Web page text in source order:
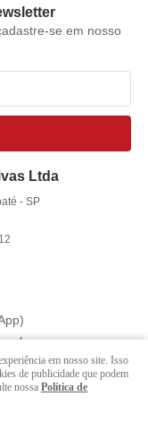
se em nosso
Ltda
-SP
em nosso site. Isso
de publicidade que podem
nossa Política de